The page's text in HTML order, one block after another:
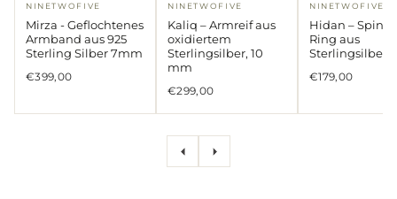
NINETWOFIVE
Mirza - Geflochtenes
Armband aus 925
Sterling Silber 7mm
€399,00
NINETWOFIVE
Kaliq – Armreif aus
oxidiertem
Sterlingsilber, 10
mm
€299,00
NINETWOFIVE
Hidan –
Ring aus
Sterlingsilber,
€179,00